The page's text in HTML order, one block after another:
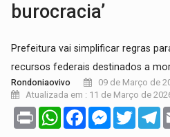
burocracia’
Prefeitura vai simplificar regras
recursos federais destinados a
Rondoniaovivo
09 de Março de
Atualizada em : 11 de Março de
Print WhatsAppFacebookMessenger
Twitter